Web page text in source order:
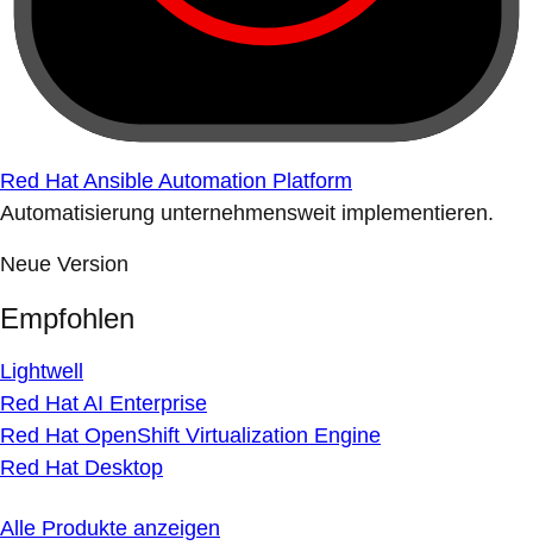
Red Hat Ansible Automation Platform
Automatisierung unternehmensweit implementieren.
Neue Version
Empfohlen
Lightwell
Red Hat AI Enterprise
Red Hat OpenShift Virtualization Engine
Red Hat Desktop
Alle Produkte anzeigen